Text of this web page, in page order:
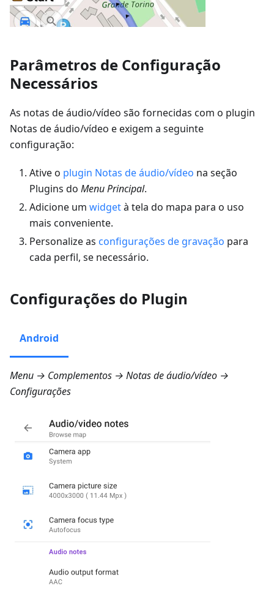
Parâmetros de Configuração
Necessários
As notas de áudio/vídeo são fornecidas com o plugin
Notas de áudio/vídeo e exigem a seguinte
configuração:
Ative o plugin Notas de áudio/vídeo na seção
Plugins do Menu Principal.
Adicione um widgetà tela do mapa para o uso
mais conveniente.
Personalize as configurações de gravação para
cada perfil, se necessário.
Configurações do Plugin
Android
Menu → Complementos → Notas de áudio/vídeo →
Configurações